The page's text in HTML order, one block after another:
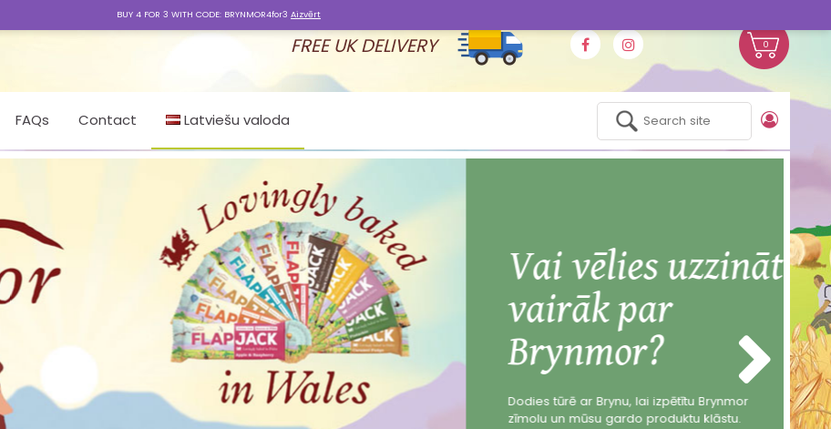
FREE UK DELIVERY 0
FAQs Contact Latviešu valoda
English
Ελληνικά
Latviešu valoda
Nederlands
Cymraeg
Svenska
Čeština
Vai vēlies uzzināt
vairāk par
Brynmor?
Dodies tūrē ar Brynu, lai izpētītu Brynmor
zīmolu un mūsu gardo produktu klāstu.
BUY 4 FOR 3 WITH CODE: BRYNMOR4for3 Aizvērt